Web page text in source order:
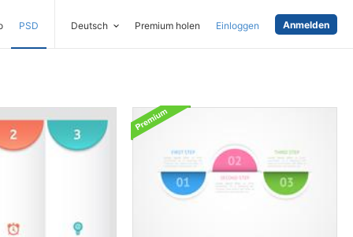
PSD Deutsch Premium holen Einloggen Anmelden